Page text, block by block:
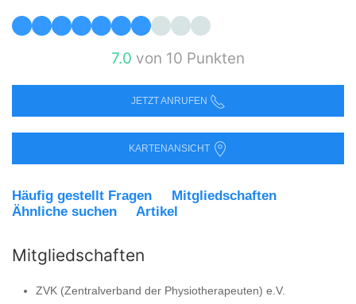
7.0 von 10 Punkten
JETZT ANRUFEN
KARTENANSICHT
Häufig gestellt Fragen
Mitgliedschaften
Ähnliche suchen
Artikel
Mitgliedschaften
ZVK (Zentralverband der Physiotherapeuten) e.V.